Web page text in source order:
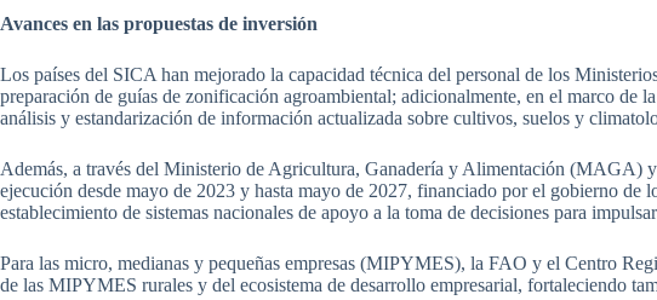
Avances en las propuestas de inversión
Los países del SICA han mejorado la capacidad técnica del personal de los
preparación de guías de zonificación agroambiental; adicionalmente, en el marco
análisis y estandarización de información actualizada sobre cultivos, suelos y
Además, a través del Ministerio de Agricultura, Ganadería y Alimentación (MAGA)
ejecución desde mayo de 2023 y hasta mayo de 2027, financiado por el gobierno de
establecimiento de sistemas nacionales de apoyo a la toma de decisiones para
Para las micro, medianas y pequeñas empresas (MIPYMES), la FAO y el Centro
de las MIPYMES rurales y del ecosistema de desarrollo empresarial, fortaleciendo